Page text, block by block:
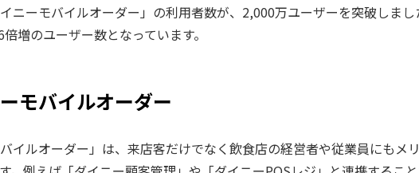
ニーモバイルオーダー」の利用者数が、2,000万ユーザーを突破しま
増のユーザー数となっています。
モバイルオーダー
バイルオーダー」は、来店客だけでなく飲食店の経営者や従業員にもメ